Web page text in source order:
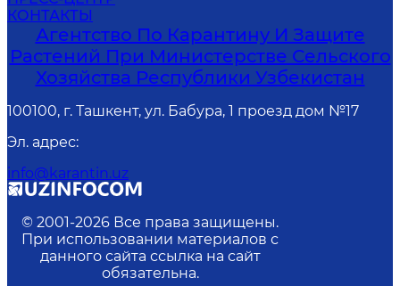
КОНТАКТЫ
Агентство По Карантину И Защите
Растений При Министерстве Сельского
Хозяйства Республики Узбекистан
100100, г. Ташкент, ул. Бабура, 1 проезд дом №17
Эл. адрес:
info@karantin.uz
© 2001-2026 Все права защищены.
При использовании материалов с
данного сайта ссылка на сайт
обязательна.